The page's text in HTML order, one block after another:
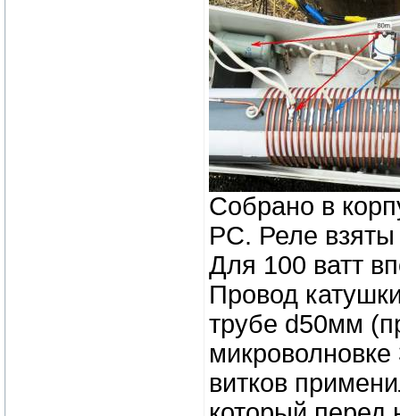
Собрано в
РС. Реле
Для 100 ватт
Провод
трубе d50мм
витков